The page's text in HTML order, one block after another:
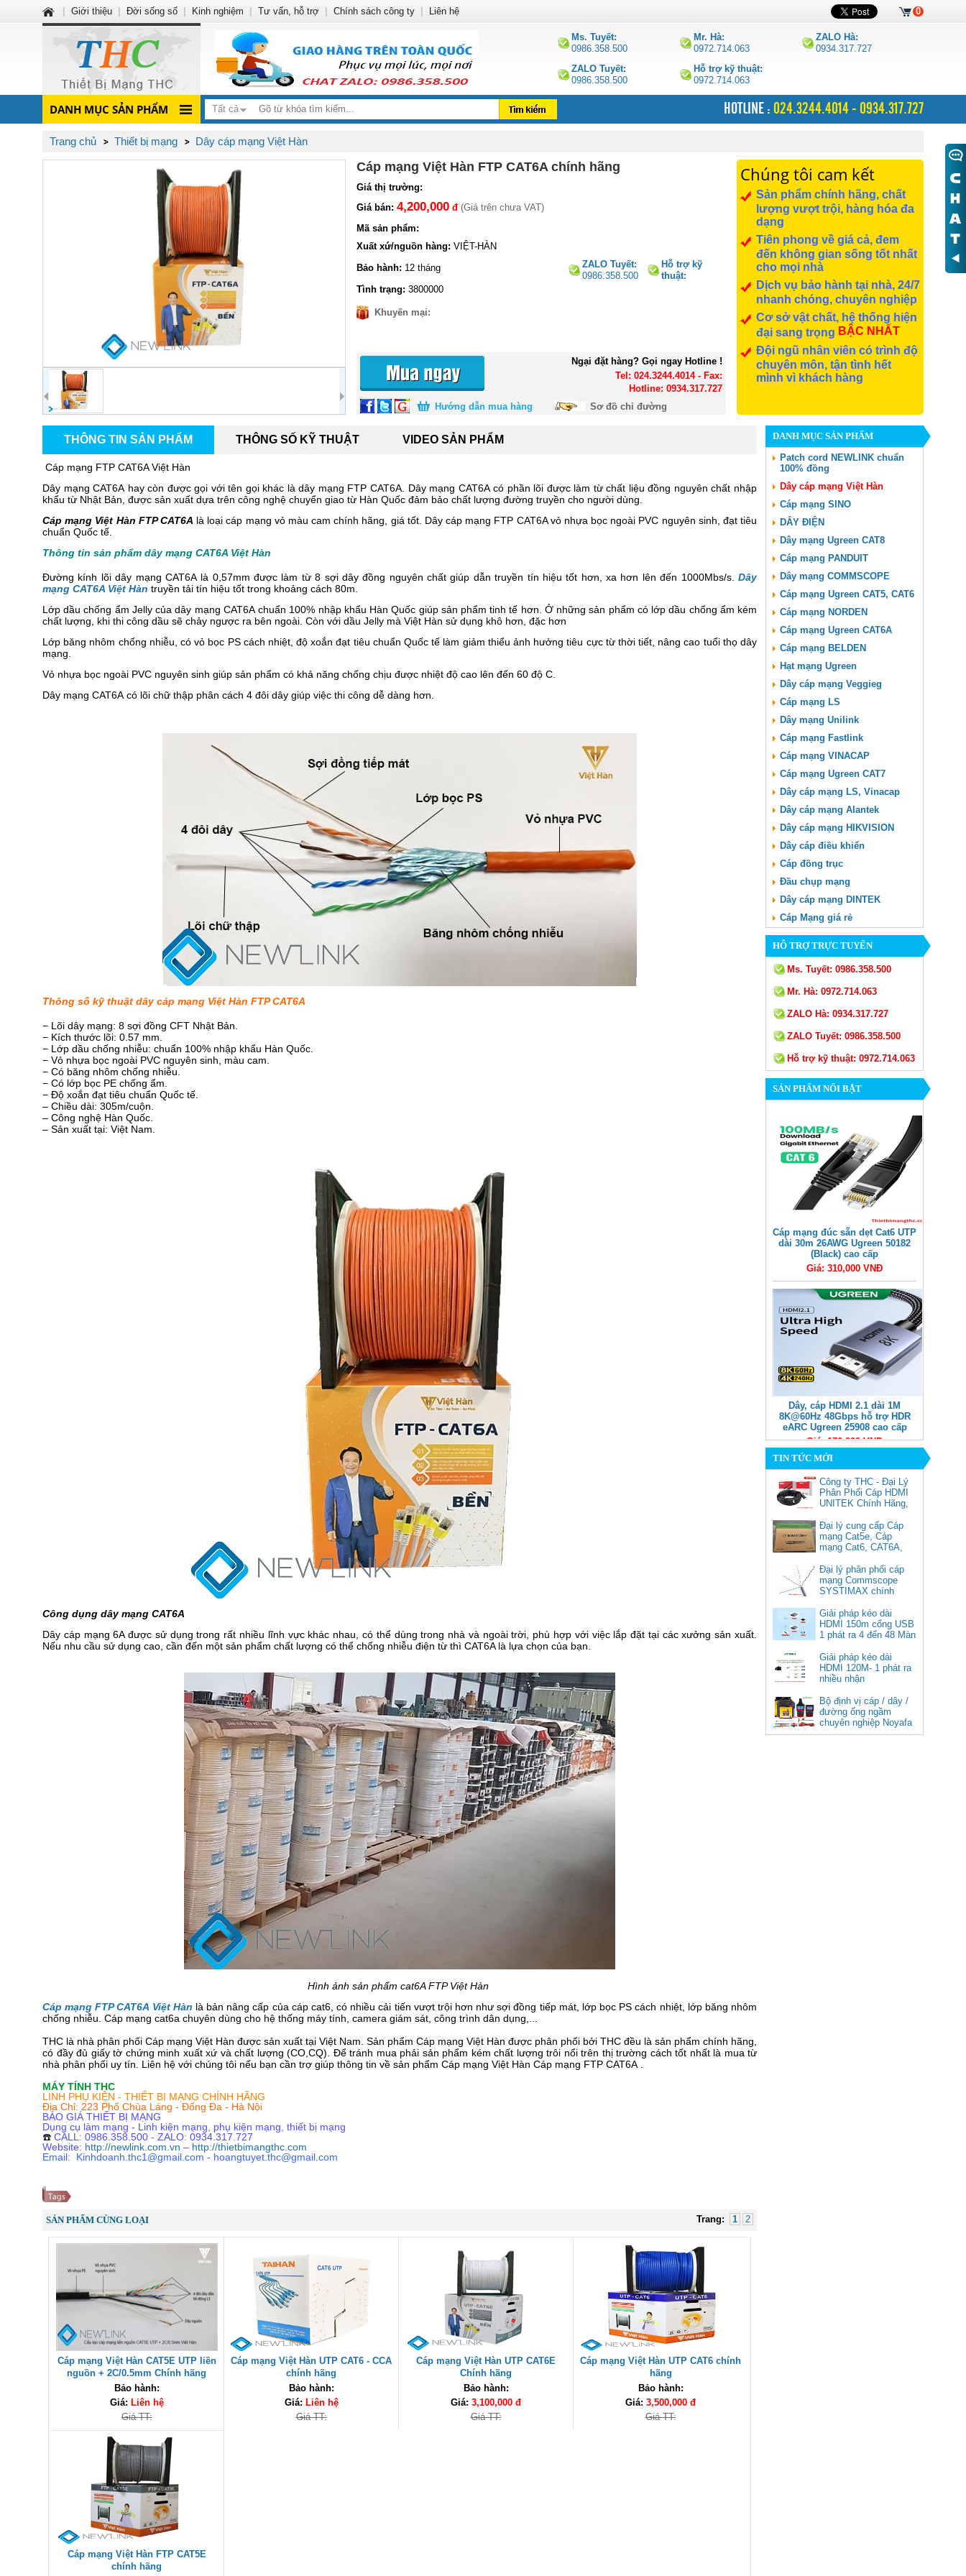
Ms. Tuyết:
0986.358.500
Mr. Hà:
0972.714.063
ZALO Hà:
0934.317.727
ZALO Tuyết:
0986.358.500
Hỗ trợ kỹ thuật:
0972.714.063
DANH MỤC SẢN PHẨM Tất cả HOTLINE : 024.3244.4014 - 0934.317.727
Trang chủ Thiết bị mạng Dây cáp mạng Việt Hàn
Cáp mạng Việt Hàn FTP CAT6A chính hãng
Giá thị trường:
Giá bán: 4,200,000 đ (Giá trên chưa VAT)
Mã sản phẩm:
Xuất xứ/nguồn hàng: VIỆT-HÀN
ZALO Tuyết:
0986.358.500
Hỗ trợ kỹ
thuật:
Bảo hành: 12 tháng
Tình trạng: 3800000
Khuyến mại:
Ngại đặt hàng? Gọi ngay Hotline !
Tel: 024.3244.4014 - Fax:
Hotline: 0934.317.727
Hướng dẫn mua hàng
Sơ đồ chỉ đường
Chúng tôi cam kết
Sản phẩm chính hãng, chất
lượng vượt trội, hàng hóa đa
dạng
Tiên phong về giá cả, đem
đến không gian sống tốt nhất
cho mọi nhà
Dịch vụ bảo hành tại nhà, 24/7
nhanh chóng, chuyên nghiệp
Cơ sở vật chất, hệ thống hiện
đại sang trọng BẬC NHẤT
Đội ngũ nhân viên có trình độ
chuyên môn, tận tình hết
mình vì khách hàng
THÔNG TIN SẢN PHẨM THÔNG SỐ KỸ THUẬT VIDEO SẢN PHẨM
Cáp mạng FTP CAT6A Việt Hàn
Dây mạng CAT6A hay còn được gọi với tên gọi khác là dây mạng FTP CAT6A. Dây mạng CAT6A có phần lõi được làm từ chất liệu đồng nguyên chất nhập
khẩu từ Nhật Bản, được sản xuất dựa trên công nghệ chuyển giao từ Hàn Quốc đảm bảo chất lượng đường truyền cho người dùng.
Cáp mạng Việt Hàn FTP CAT6A là loại cáp mạng vỏ màu cam chính hãng, giá tốt. Dây cáp mạng FTP CAT6A vỏ nhựa bọc ngoài PVC nguyên sinh, đạt tiêu
chuẩn Quốc tế.
Thông tin sản phẩm dây mạng CAT6A Việt Hàn
Đường kính lõi dây mạng CAT6A là 0,57mm được làm từ 8 sợi dây đồng nguyên chất giúp dẫn truyền tín hiệu tốt hơn, xa hơn lên đến 1000Mbs/s. Dây
mạng CAT6A Việt Hàn truyền tải tín hiệu tốt trong khoảng cách 80m.
Lớp dầu chống ẩm Jelly của dây mạng CAT6A chuẩn 100% nhập khẩu Hàn Quốc giúp sản phẩm tinh tế hơn. Ở những sản phẩm có lớp dầu chống ẩm kém
chất lượng, khi thi công dầu sẽ chảy ngược ra bên ngoài. Còn với dầu Jelly mà Việt Hàn sử dụng khô hơn, đặc hơn
Lớp băng nhôm chống nhiễu, có vỏ bọc PS cách nhiệt, độ xoắn đạt tiêu chuẩn Quốc tế làm giảm thiểu ảnh hưởng tiêu cực từ thời tiết, nâng cao tuổi thọ dây
mạng.
Vỏ nhựa bọc ngoài PVC nguyên sinh giúp sản phẩm có khả năng chống chịu được nhiệt độ cao lên đến 60 độ C.
Dây mạng CAT6A có lõi chữ thập phân cách 4 đôi dây giúp việc thi công dễ dàng hơn.
Thông số kỹ thuật dây cáp mạng Việt Hàn FTP CAT6A
− Lõi dây mạng: 8 sợi đồng CFT Nhật Bản.
− Kích thước lõi: 0.57 mm.
− Lớp dầu chống nhiễu: chuẩn 100% nhập khẩu Hàn Quốc.
− Vỏ nhựa bọc ngoài PVC nguyên sinh, màu cam.
− Có băng nhôm chống nhiễu.
− Có lớp bọc PE chống ẩm.
− Độ xoắn đạt tiêu chuẩn Quốc tế.
– Chiều dài: 305m/cuộn.
– Công nghệ Hàn Quốc.
– Sản xuất tại: Việt Nam.
Công dụng dây mạng CAT6A
Dây cáp mạng 6A được sử dụng trong rất nhiều lĩnh vực khác nhau, có thể dùng trong nhà và ngoài trời, phù hợp với việc lắp đặt tại các xưởng sản xuất.
Nếu nhu cầu sử dụng cao, cần đến một sản phẩm chất lượng có thể chống nhiễu điện từ thì CAT6A là lựa chọn của bạn.
Hình ảnh sản phẩm cat6A FTP Việt Hàn
Cáp mạng FTP CAT6A Việt Hàn là bản nâng cấp của cáp cat6, có nhiều cải tiến vượt trội hơn như sợi đồng tiếp mát, lớp bọc PS cách nhiệt, lớp băng nhôm
chống nhiễu. Cáp mạng cat6a chuyên dùng cho hệ thống máy tính, camera giám sát, công trình dân dụng,...
THC là nhà phân phối Cáp mạng Việt Hàn được sản xuất tại Việt Nam. Sản phẩm Cáp mạng Việt Hàn được phân phối bởi THC đều là sản phẩm chính hãng,
có đầy đủ giấy tờ chứng minh xuất xứ và chất lượng (CO,CQ). Để tránh mua phải sản phẩm kém chất lượng trôi nổi trên thị trường cách tốt nhất là mua từ
nhà phân phối uy tín. Liên hệ với chúng tôi nếu bạn cần trợ giúp thông tin về sản phẩm Cáp mạng Việt Hàn Cáp mạng FTP CAT6A
MÁY TÍNH THC
LINH PHỤ KIỆN - THIẾT BỊ MẠNG CHÍNH HÃNG
Địa Chỉ: 223 Phố Chùa Láng - Đống Đa - Hà Nội
BÁO GIÁ THIẾT BỊ MẠNG
Dụng cụ làm mạng - Linh kiện mạng, phụ kiện mạng, thiết bị mạng
☎️ CALL: 0986.358.500 - ZALO: 0934.317.727
Website: http://newlink.com.vn – http://thietbimangthc.com
Email: Kinhdoanh.thc1@gmail.com - hoangtuyet.thc@gmail.com
Trang: 1 2
SẢN PHẨM CÙNG LOẠI
Cáp mạng Việt Hàn CAT5E UTP liền
nguồn + 2C/0.5mm Chính hãng
Bảo hành:
Giá: Liên hệ
Giá TT:
Cáp mạng Việt Hàn UTP CAT6 - CCA
chính hãng
Bảo hành:
Giá: Liên hệ
Giá TT:
Cáp mạng Việt Hàn UTP CAT6E
Chính hãng
Bảo hành:
Giá: 3,100,000 đ
Giá TT:
Cáp mạng Việt Hàn UTP CAT6 chính
hãng
Bảo hành:
Giá: 3,500,000 đ
Giá TT:
Cáp mạng Việt Hàn FTP CAT5E
chính hãng
DANH MỤC SẢN PHẨM
Patch cord NEWLINK chuẩn
100% đồng
Dây cáp mạng Việt Hàn
Cáp mạng SINO
DÂY ĐIỆN
Dây mạng Ugreen CAT8
Cáp mạng PANDUIT
Dây mạng COMMSCOPE
Cáp mạng Ugreen CAT5, CAT6
Cáp mạng NORDEN
Cáp mạng Ugreen CAT6A
Cáp mạng BELDEN
Hạt mạng Ugreen
Dây cáp mạng Veggieg
Cáp mạng LS
Dây mạng Unilink
Cáp mạng Fastlink
Cáp mạng VINACAP
Cáp mạng Ugreen CAT7
Dây cáp mạng LS, Vinacap
Dây cáp mạng Alantek
Dây cáp mạng HIKVISION
Dây cáp điều khiển
Cáp đồng trục
Đầu chụp mạng
Dây cáp mạng DINTEK
Cáp Mạng giá rẻ
HỖ TRỢ TRỰC TUYẾN
Ms. Tuyết: 0986.358.500
Mr. Hà: 0972.714.063
ZALO Hà: 0934.317.727
ZALO Tuyết: 0986.358.500
Hỗ trợ kỹ thuật: 0972.714.063
SẢN PHẨM NỔI BẬT
Cáp mạng đúc sẵn dẹt Cat6 UTP
dài 30m 26AWG Ugreen 50182
(Black) cao cấp
Giá: 310,000 VNĐ
Dây, cáp HDMI 2.1 dài 1M
8K@60Hz 48Gbps hỗ trợ HDR
eARC Ugreen 25908 cao cấp
Giá: 170,000 VNĐ
Cáp chuyển USB Type-C sang
Displayport 1.4 độ phân giải
cao cấp
Giá: 350,000 VNĐ
TIN TỨC MỚI
Công ty THC - Đại Lý
Phân Phối Cáp HDMI
UNITEK Chính Hãng,
Đại lý cung cấp Cáp
mạng Cat5e, Cáp
mạng Cat6, CAT6A,
Commscope
Đại lý phân phối cáp
mạng Commscope
SYSTIMAX chính
Giải pháp kéo dài
HDMI 150m cổng USB
1 phát ra 4 đến 48 Màn
Giải pháp kéo dài
HDMI 120M- 1 phát ra
nhiều nhận
Bộ định vị cáp / dây /
đường ống ngầm
chuyên nghiệp Noyafa
NF-826
0
Giới thiệu Đời sống số Kinh nghiệm Tư vấn, hỗ trợ Chính sách công ty Liên hệ